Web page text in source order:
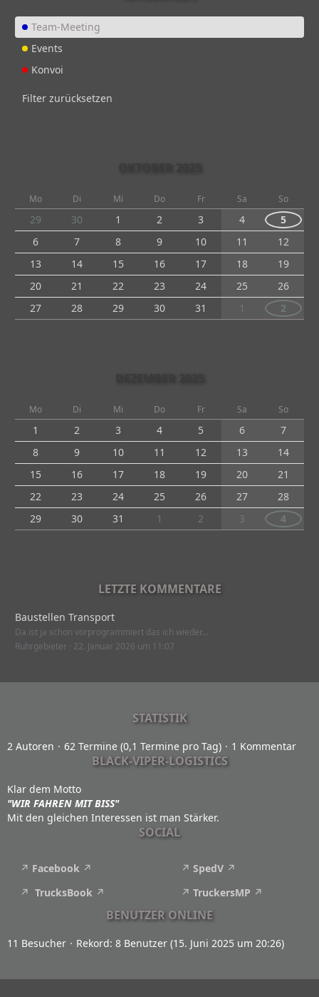
Team-Meeting
Events
Konvoi
Filter zurücksetzen
Mo Di Mi Do Fr Sa So
29 30 1 2 3 4
5
6
7 8 9 10 11
12
13
14 15 16 17 18
19
20
21 22 23 24 25
26
27
28 29 30 31 1 2
Mo Di Mi Do Fr Sa So
1 2 3 4 5 6
7
8
9 10 11 12 13
14
15
16 17 18 19 20
21
22
23 24 25 26 27
28
29
30 31 1 2 3 4
LETZTE KOMMENTARE
Baustellen Transport
Da ist ja schon vorprogrammiert das ich wieder…
Ruhrgebieter 22. Januar 2026 um 11:07
STATISTIK
2 Autoren 62 Termine (0,1 Termine pro Tag) 1 Kommentar
BLACK-VIPER-LOGISTICS
Klar dem Motto
"WIR FAHREN MIT BISS"
Mit den gleichen Interessen ist man Stärker.
SOCIAL
Facebook
TrucksBook
SpedV
TruckersMP
BENUTZER ONLINE
11 Besucher Rekord: 8 Benutzer (15. Juni 2025 um 20:26)